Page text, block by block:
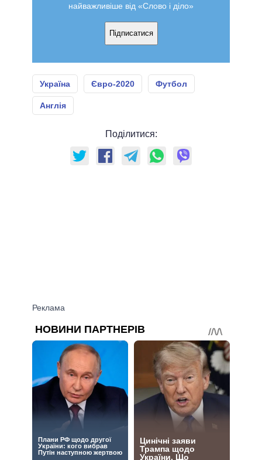
найважливіше від «Слово і діло»
Підписатися
Україна Євро-2020 Футбол
Англія
Поділитися: